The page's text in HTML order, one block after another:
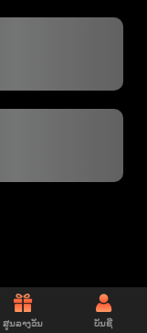
ສູນລາງວັນ ບັນຊີ